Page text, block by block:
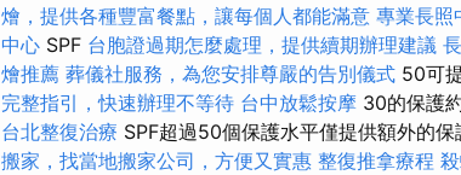
燴，提供各種豐富餐點，讓每個人都能滿意 專業長照
中心 SPF 台胞證過期怎麼處理，提供續期辦理建議
燴推薦 葬儀社服務，為您安排尊嚴的告別儀式 50可
完整指引，快速辦理不等待 台中放鬆按摩 30的保護
台北整復治療 SPF超過50個保護水平僅提供額外的
搬家，找當地搬家公司，方便又實惠 整復推拿療程